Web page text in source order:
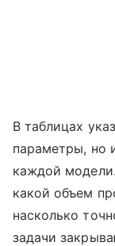
В таблицах
параметры, но
каждой
какой объем
насколько
задачи